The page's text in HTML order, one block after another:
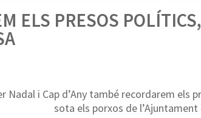
ELS PRESOS
Nadal i Cap d’Any també recordarem els
sota els porxos de l’Ajuntament